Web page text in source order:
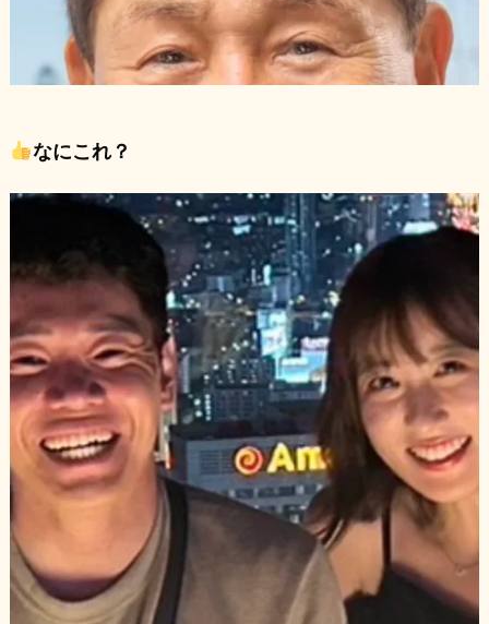
なにこれ？